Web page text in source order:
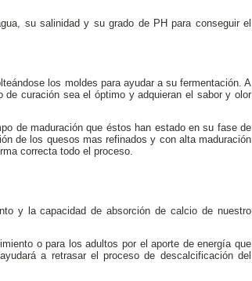
su salinidad y su grado de PH para conseguir el
los moldes para ayudar a su fermentación. A
curación sea el óptimo y adquieran el sabor y olor
de maduración que éstos han estado en su fase de
de los quesos mas refinados y con alta maduración
correcta todo el proceso.
y la capacidad de absorción de calcio de nuestro
o para los adultos por el aporte de energía que
a retrasar el proceso de descalcificación del